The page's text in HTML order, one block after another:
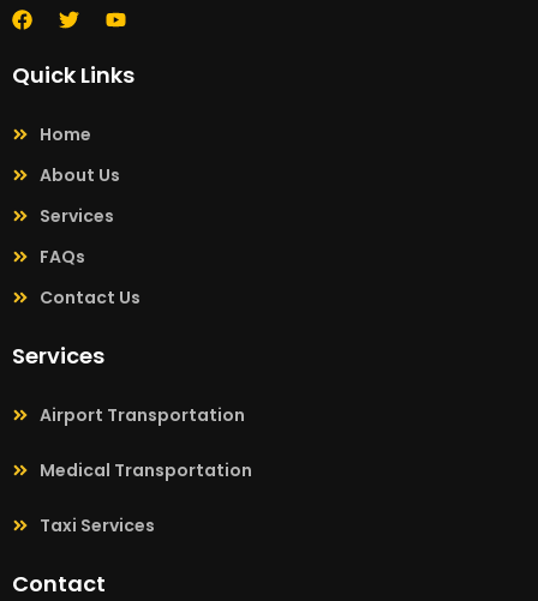
Quick Links
Home
About Us
Services
FAQs
Contact Us
Services
Airport Transportation
Medical Transportation
Taxi Services
Contact